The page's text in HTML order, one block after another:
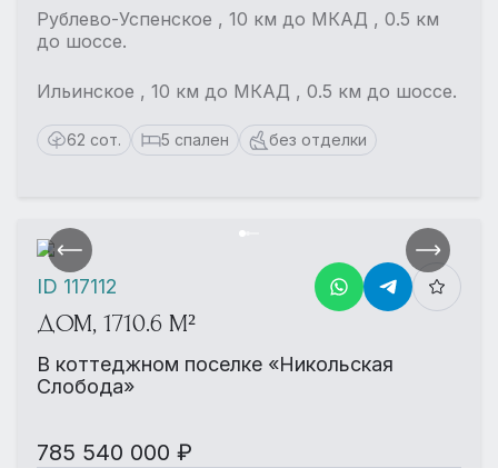
Рублево-Успенское , 10 км до МКАД , 0.5 км
до шоссе.
Ильинское , 10 км до МКАД , 0.5 км до шоссе.
62 сот. 5 спален без отделки
ДОМ, 1710.6 М²
В коттеджном поселке «Никольская
Слобода»
785 540 000 ₽
ID 117112